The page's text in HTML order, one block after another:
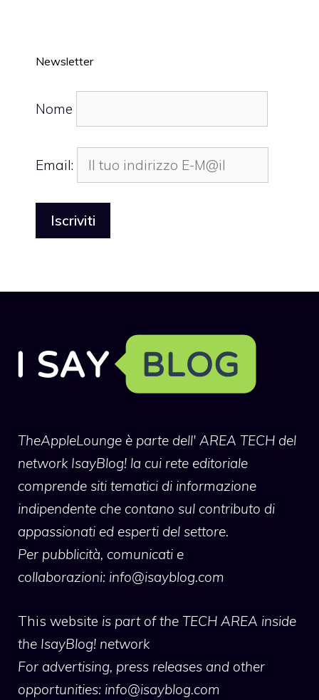
Newsletter
Nome
Email:
TheAppleLounge è parte dell' AREA TECH del
network IsayBlog! la cui rete editoriale
comprende siti tematici di informazione
indipendente che contano sul contributo di
appassionati ed esperti del settore.
Per pubblicità, comunicati e
collaborazioni: info@isayblog.com
This website is part of the TECH AREA inside
the IsayBlog! network
For advertising, press releases and other
opportunities: info@isayblog.com